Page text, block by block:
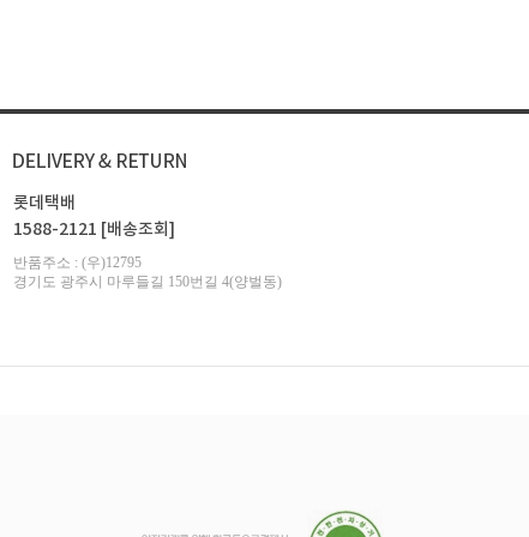
롯데택배
1588-2121 [배송조회]
반품주소 : (우)12795
경기도 광주시 마루들길 150번길 4(양벌동)